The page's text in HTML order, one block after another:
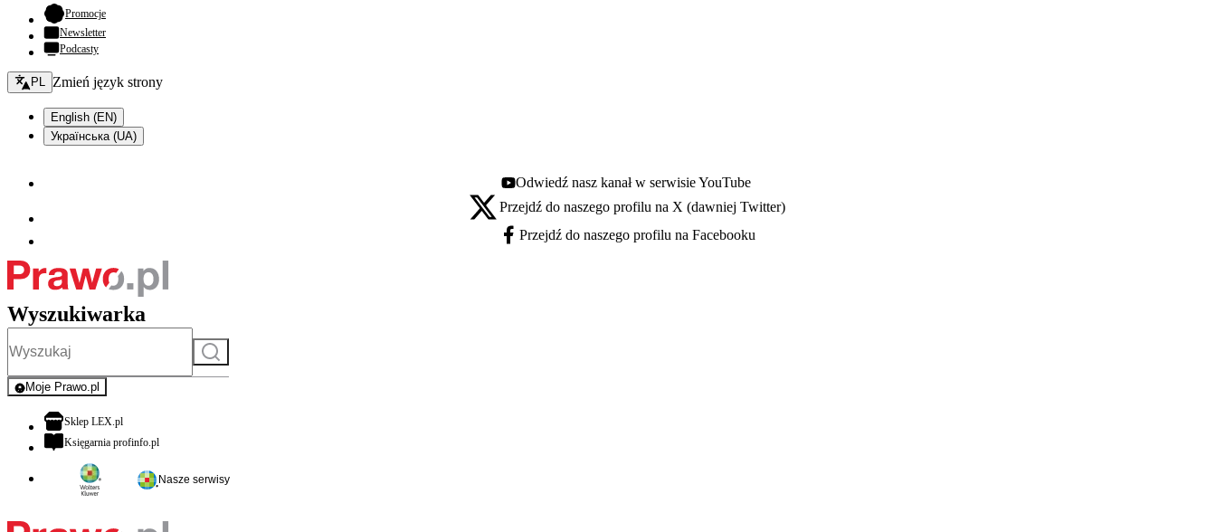
Promocje- otwiera się w nowej karcie
Newsletter
Podcasty
Zmień język - bieżący:
PL Zmień język strony
English (EN)
Українська (UA)
Youtube - otwiera się w nowej karcie
Odwiedź nasz kanał w serwisie YouTube
X - otwiera się w nowej karcie
Przejdź do naszego profilu na X (dawniej Twitter)
Facebook - otwiera się w nowej karcie
Przejdź do naszego profilu na Facebooku
Wyszukiwarka
Szukaj
Moje Prawo.pl
- rejestracja i logowanie do serwisu
Sklep LEX.plotwiera się w nowej karcie
Księgarnia profinfo.plotwiera się w nowej karcie
Nasze serwisy